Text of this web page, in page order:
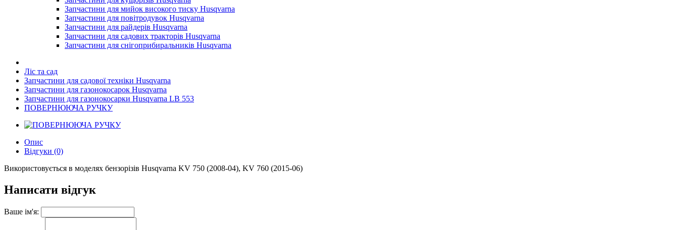
Запчастини для мийок високого тиску Husqvarna
Запчастини для повітродувок Husqvarna
Запчастини для райдерів Husqvarna
Запчастини для садових тракторів Husqvarna
Запчастини для снігоприбиральників Husqvarna
Ліс та сад
Запчастини для садової техніки Husqvarna
Запчастини для газонокосарок Husqvarna
Запчастини для газонокосарки Husqvarna LB 553
ПОВЕРНЮЮЧА РУЧКУ
Опис
Відгуки (0)
Використовується в моделях бензорізів Husqvarna KV 750 (2008-04), KV 760 (2015-06)
Написати відгук
Ваше ім'я: